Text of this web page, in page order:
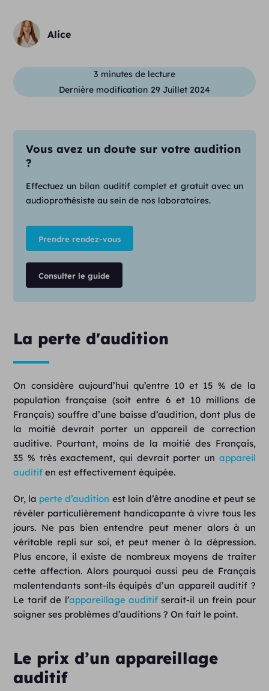
Alice
3 minutes de lecture
Dernière modification 29 Juillet 2024
Vous avez un doute sur votre audition
?
Effectuez un bilan auditif complet et gratuit avec un
audioprothésiste au sein de nos laboratoires.
Prendre rendez-vous
Consulter le guide
La perte d'audition
On considère aujourd’hui qu’entre 10 et 15 % de la
population française (soit entre 6 et 10 millions de
Français) souffre d’une baisse d’audition, dont plus de
la moitié devrait porter un appareil de correction
auditive. Pourtant, moins de la moitié des Français,
35 % très exactement, qui devrait porter un appareil
auditif en est effectivement équipée.
Or, la perte d’audition est loin d’être anodine et peut se
révéler particulièrement handicapante à vivre tous les
jours. Ne pas bien entendre peut mener alors à un
véritable repli sur soi, et peut mener à la dépression.
Plus encore, il existe de nombreux moyens de traiter
cette affection. Alors pourquoi aussi peu de Français
malentendants sont-ils équipés d’un appareil auditif ?
Le tarif de l’appareillage auditif serait-il un frein pour
soigner ses problèmes d’auditions ? On fait le point.
Le prix d’un appareillage
auditif